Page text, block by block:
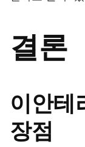
결론
이안테
장점